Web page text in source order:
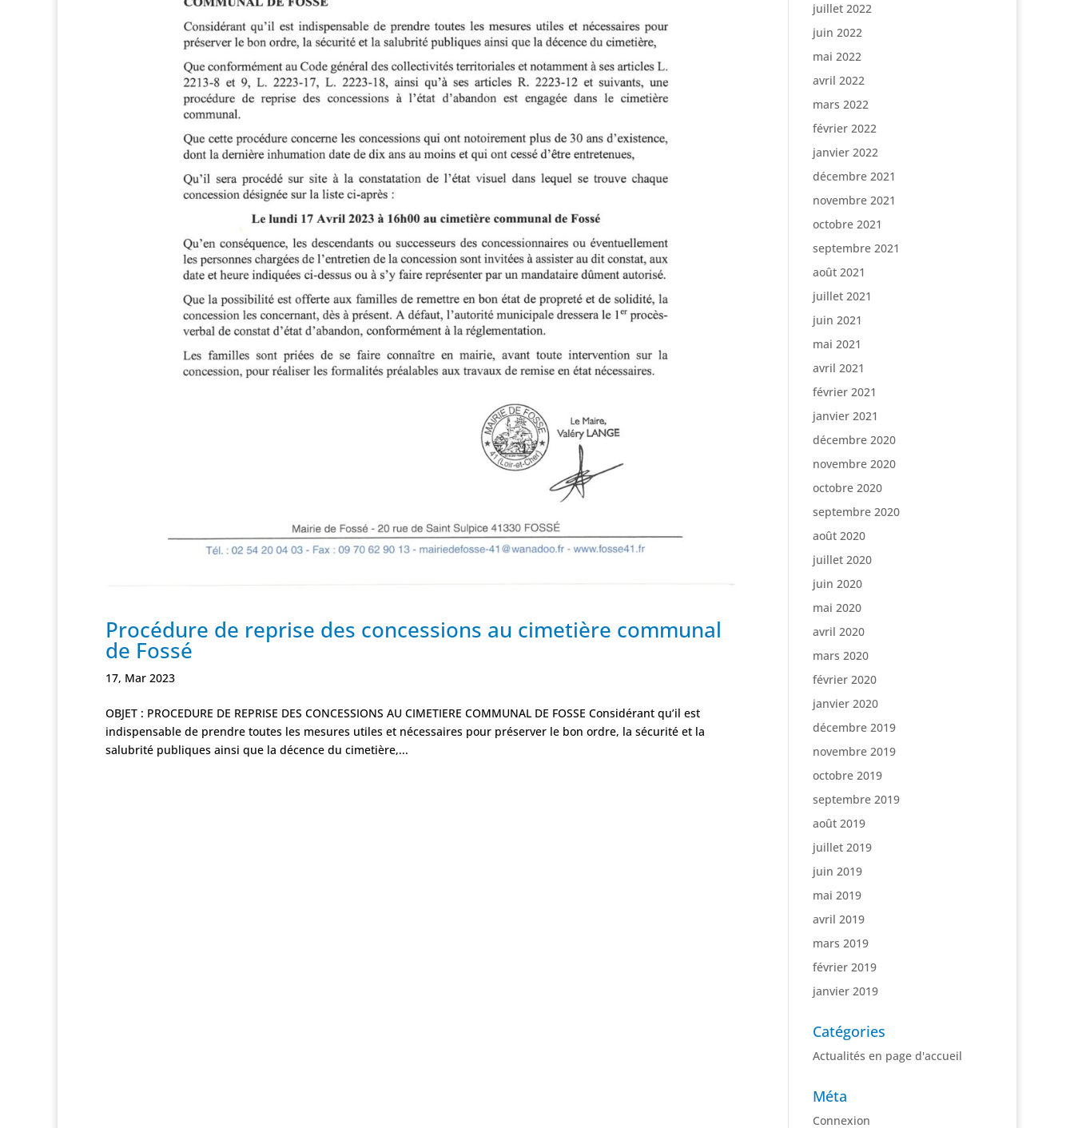
Procédure de reprise des concessions au cimetière communal
de Fossé
17, Mar 2023
OBJET : PROCEDURE DE REPRISE DES CONCESSIONS AU CIMETIERE COMMUNAL DE FOSSE Considérant qu’il est
indispensable de prendre toutes les mesures utiles et nécessaires pour préserver le bon ordre, la sécurité et la
salubrité publiques ainsi que la décence du cimetière,...
juillet 2022
juin 2022
mai 2022
avril 2022
mars 2022
février 2022
janvier 2022
décembre 2021
novembre 2021
octobre 2021
septembre 2021
août 2021
juillet 2021
juin 2021
mai 2021
avril 2021
février 2021
janvier 2021
décembre 2020
novembre 2020
octobre 2020
septembre 2020
août 2020
juillet 2020
juin 2020
mai 2020
avril 2020
mars 2020
février 2020
janvier 2020
décembre 2019
novembre 2019
octobre 2019
septembre 2019
août 2019
juillet 2019
juin 2019
mai 2019
avril 2019
mars 2019
février 2019
janvier 2019
Catégories
Actualités en page d'accueil
Méta
Connexion